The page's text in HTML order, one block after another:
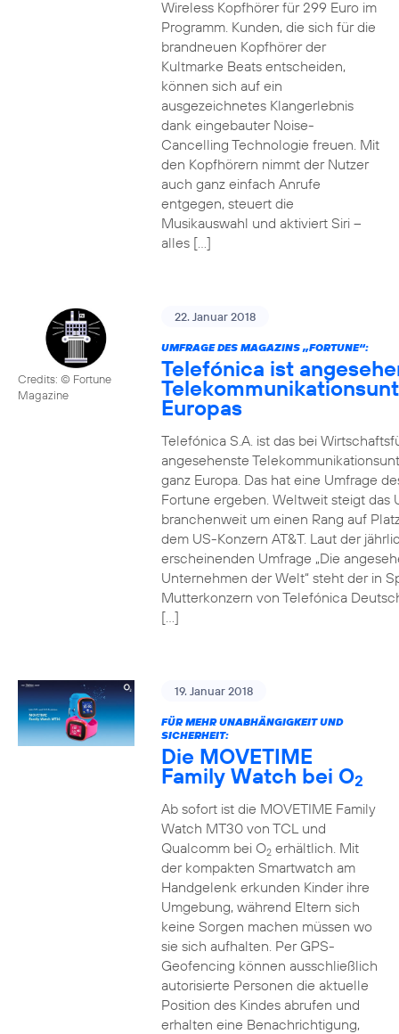
Wireless Kopfhörer für 299 Euro im
Programm. Kunden, die sich für die
brandneuen Kopfhörer der
Kultmarke Beats entscheiden,
können sich auf ein
ausgezeichnetes Klangerlebnis
dank eingebauter Noise-
Cancelling Technologie freuen. Mit
den Kopfhörern nimmt der Nutzer
auch ganz einfach Anrufe
entgegen, steuert die
Musikauswahl und aktiviert Siri –
alles […]
Credits: © Fortune
Magazine
22. Januar 2018
UMFRAGE DES MAGAZINS „FORTUNE“:
Telefónica ist
Europas
Telefónica S.A. ist das bei
angesehenste
ganz Europa. Das hat eine Umfrage
Fortune ergeben. Weltweit steigt das
branchenweit um einen Rang auf
dem US-Konzern AT&T. Laut der
erscheinenden Umfrage „Die
Unternehmen der Welt“ steht der in
Mutterkonzern von Telefónica
[…]
19. Januar 2018
FÜR MEHR UNABHÄNGIGKEIT UND
SICHERHEIT:
Die MOVETIME
Family Watch bei O2
Ab sofort ist die MOVETIME Family
Watch MT30 von TCL und
Qualcomm bei O2erhältlich. Mit
der kompakten Smartwatch am
Handgelenk erkunden Kinder ihre
Umgebung, während Eltern sich
keine Sorgen machen müssen wo
sie sich aufhalten. Per GPS-
Geofencing können ausschließlich
autorisierte Personen die aktuelle
Position des Kindes abrufen und
erhalten eine Benachrichtigung,